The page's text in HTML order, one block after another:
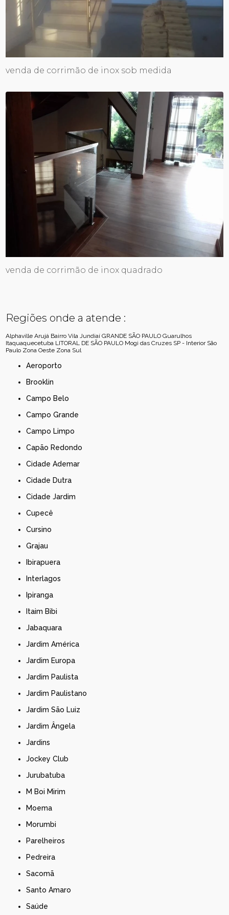
venda de corrimão de inox sob medida
venda de corrimão de inox quadrado
Regiões onde a atende :
Alphaville Arujá Bairro Vila Jundiaí GRANDE SÃO PAULO Guarulhos
Itaquaquecetuba LITORAL DE SÃO PAULO Mogi das Cruzes SP - Interior São
Paulo Zona Oeste Zona Sul
Aeroporto
Brooklin
Campo Belo
Campo Grande
Campo Limpo
Capão Redondo
Cidade Ademar
Cidade Dutra
Cidade Jardim
Cupecê
Cursino
Grajau
Ibirapuera
Interlagos
Ipiranga
Itaim Bibi
Jabaquara
Jardim América
Jardim Europa
Jardim Paulista
Jardim Paulistano
Jardim São Luiz
Jardim Ângela
Jardins
Jockey Club
Jurubatuba
M Boi Mirim
Moema
Morumbi
Parelheiros
Pedreira
Sacomã
Santo Amaro
Saúde